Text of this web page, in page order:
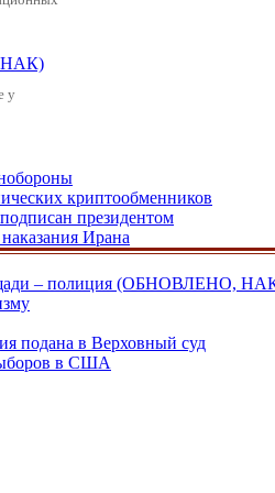
НАК)
у
криптообменников
президентом
Ирана
– полиция (ОБНОВЛЕНО,
подана в Верховный суд
в США